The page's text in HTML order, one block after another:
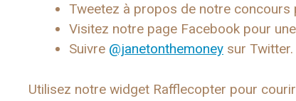
Tweetez à propos de notre concours
Visitez notre page Facebook pour
Suivre @janetonthemoney sur Twitter.
Utilisez notre widget Rafflecopter pour